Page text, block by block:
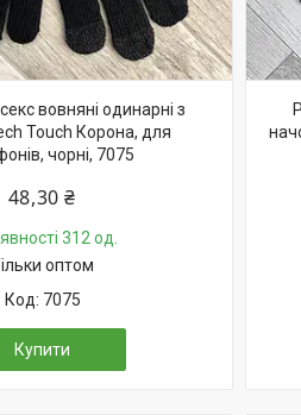
вовняні одинарні з
Touch Корона, для
чорні, 7075
48,30 ₴
312 од.
оптом
7075
Купити